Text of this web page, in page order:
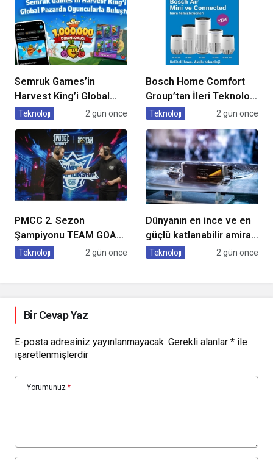
Semruk Games’in
Harvest King’i Global
Pazarda Oyuncularla
Teknoloji 2 gün önce
Bosch Home Comfort
Group’tan İleri Teknoloji
Hava Temizleme
Teknoloji 2 gün önce
PMCC 2. Sezon
Şampiyonu TEAM GOAT
Oldu
Teknoloji 2 gün önce
Dünyanın en ince ve en
güçlü katlanabilir amiral
gemisi HONOR Magic V6
Teknoloji 2 gün önce
Bir Cevap Yaz
E-posta adresiniz yayınlanmayacak. Gerekli alanlar * ile
işaretlenmişlerdir
Yorumunuz *